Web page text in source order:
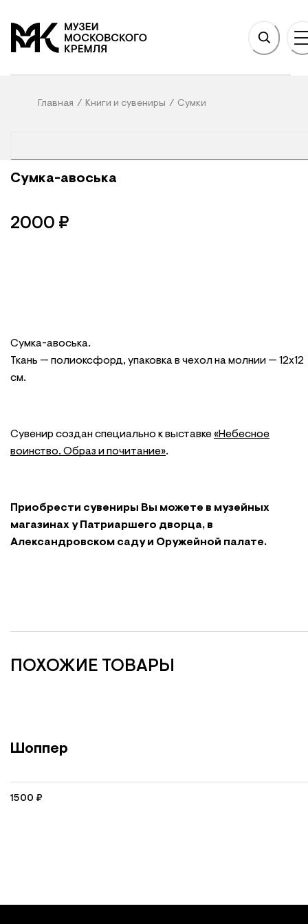
На главную
Главная / Книги и сувениры / Сумки
Сумка-авоська
2000 ₽
Сумка-авоська.
Ткань — полиоксфорд, упаковка в чехол на молнии — 12х12
см.
Сувенир создан специально к выставке«Небесное
воинство. Образ и почитание».
Приобрести сувениры Вы можете в музейных
магазинах у Патриаршего дворца, в
Александровском саду и Оружейной палате.
ПОХОЖИЕ ТОВАРЫ
Шоппер
1500 ₽